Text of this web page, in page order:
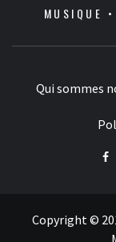
MUSIQUE
Qui sommes
Copyright ©